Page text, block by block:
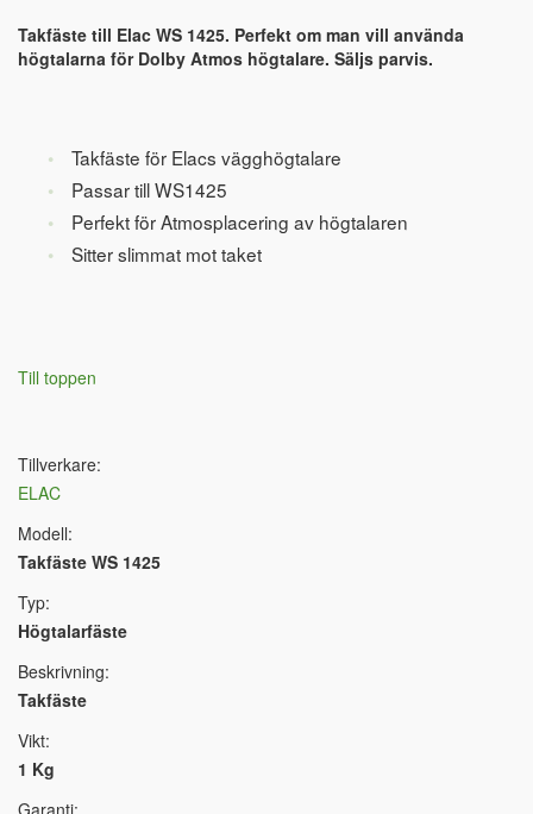
Takfäste till Elac WS 1425. Perfekt om man vill använda
högtalarna för Dolby Atmos högtalare. Säljs parvis.
Takfäste för Elacs vägghögtalare
Passar till WS1425
Perfekt för Atmosplacering av högtalaren
Sitter slimmat mot taket
Till toppen
Tillverkare:
ELAC
Modell:
Takfäste WS 1425
Typ:
Högtalarfäste
Beskrivning:
Takfäste
Vikt:
1 Kg